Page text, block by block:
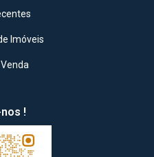
Imóveis
!